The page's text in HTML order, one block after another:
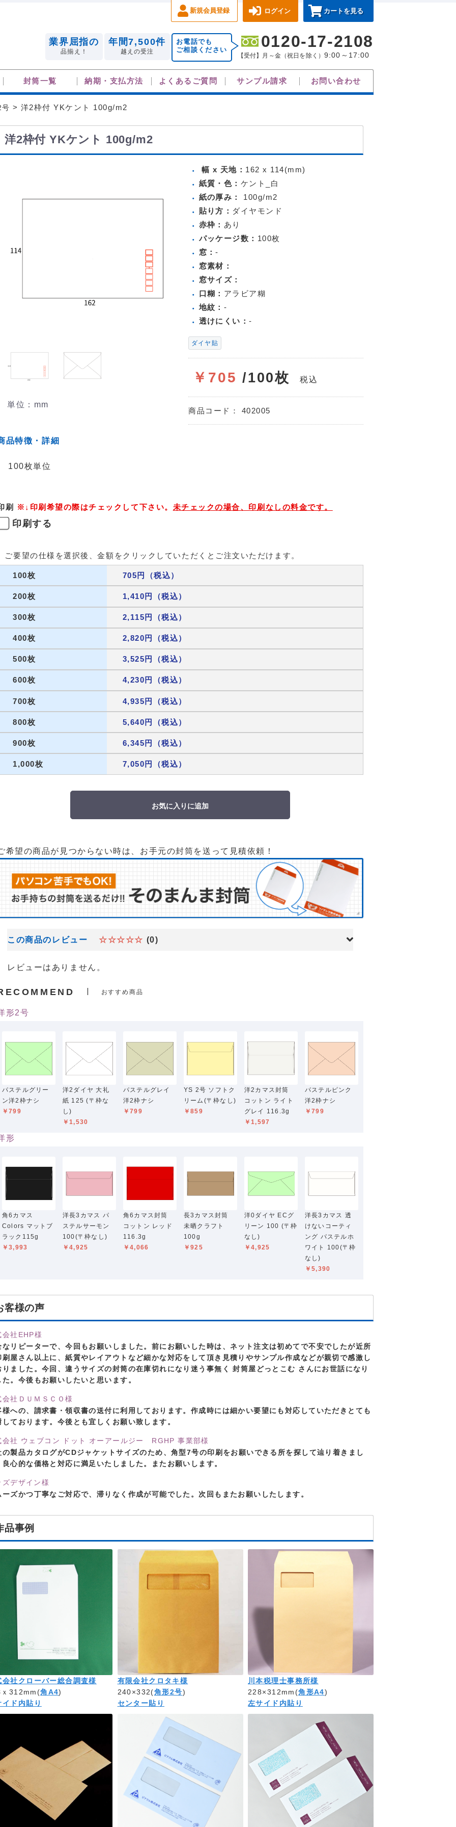
新規会員登録 ログイン カートを見る
業界屈指の
品揃え！
年間7,500件
越えの受注
お電話でも
ご相談ください
0120-17-2108
【受付】月～金（祝日を除く）9:00～17:00
封筒一覧 納期・支払方法 よくあるご質問 サンプル請求 お問い合わせ
号 > 洋2枠付 YKケント 100g/m2
洋2枠付 YKケント 100g/m2
単位：mm
幅 x 天地： 162 x 114(mm)
紙質・色： ケント_白
紙の厚み：
100g/m2
貼り方： ダイヤモンド
赤枠： あり
パッケージ数： 100枚
窓：-
窓素材：
窓サイズ：
口糊： アラビア糊
地紋： -
透けにくい：-
ダイヤ貼
￥705/100枚 税込
商品コード： 402005
品特徴・詳細
100枚単位
刷 ※↓印刷希望の際はチェックして下さい。 未チェックの場合、印刷なしの料金です。
印刷する
ご要望の仕様を選択後、金額をクリックしていただくとご注文いただけます。
100枚 705円（税込）
200枚 1,410円（税込）
300枚 2,115円（税込）
400枚 2,820円（税込）
500枚 3,525円（税込）
600枚 4,230円（税込）
700枚 4,935円（税込）
800枚 5,640円（税込）
900枚 6,345円（税込）
1,000枚 7,050円（税込）
お気に入りに追加
希望の商品が見つからない時は、お手元の封筒を送って見積依頼！
この商品のレビュー ☆☆☆☆☆ (0)
レビューはありません。
おすすめ商品
形2号
パステルグリー
ン洋2枠ナシ
￥799
洋2ダイヤ 大礼
紙 125 (〒枠な
し)
￥1,530
パステルグレイ
洋2枠ナシ
￥799
YS 2号 ソフトク
リーム(〒枠なし)
￥859
洋2カマス封筒
コットン ライト
グレイ 116.3g
￥1,597
パステルピンク
洋2枠ナシ
￥799
形
角6カマス
Colors マットブ
ラック115g
￥3,993
洋長3カマス パ
ステルサーモン
100(〒枠なし)
￥4,925
角6カマス封筒
コットン レッド
116.3g
￥4,066
長3カマス封筒
未晒クラフト
100g
￥925
洋0ダイヤ ECグ
リーン 100 (〒枠
なし)
￥4,925
洋長3カマス 透
けないコーティ
ング パステルホ
ワイト 100(〒枠
なし)
￥5,390
客様の声
会社EHP様
なリピーターで、今回もお願いしました。前にお願いした時は、ネット注文は初めてで不安でしたが近所
刷屋さん以上に、紙質やレイアウトなど細かな対応をして頂き見積りやサンプル作成などが親切で感激し
りました。今回、違うサイズの封筒の在庫切れになり迷う事無く 封筒屋どっとこむ さんにお世話になり
た。今後もお願いしたいと思います。
会社ＤＵＭＳＣＯ様
様への、請求書・領収書の送付に利用しております。作成時には細かい要望にも対応していただきとても
しております。今後とも宜しくお願い致します。
会社 ウェブコン ドット オーアールジー RGHP 事業部様
の製品カタログがCDジャケットサイズのため、角型7号の印刷をお願いできる所を探して辿り着きまし
良心的な価格と対応に満足いたしました。またお願いします。
ズデザイン様
ーズかつ丁寧なご対応で、滞りなく作成が可能でした。次回もまたお願いしたします。
品事例
会社クローバー総合調査様
312mm(角A4)
イド内貼り
有限会社クロタキ様
240×332(角形2号)
センター貼り
川本税理士事務所様
228×312mm(角形A4)
左サイド内貼り